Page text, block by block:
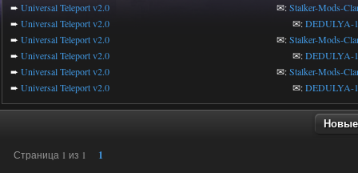
➨ Universal Teleport v2.0 ✉:Stalker-Mods-
➨ Universal Teleport v2.0 ✉:DEDULYA-
➨ Universal Teleport v2.0 ✉:Stalker-Mods-
➨ Universal Teleport v2.0 ✉:DEDULYA-
➨ Universal Teleport v2.0 ✉:Stalker-Mods-
➨ Universal Teleport v2.0 ✉:DEDULYA-
Страница 1 из 1 1